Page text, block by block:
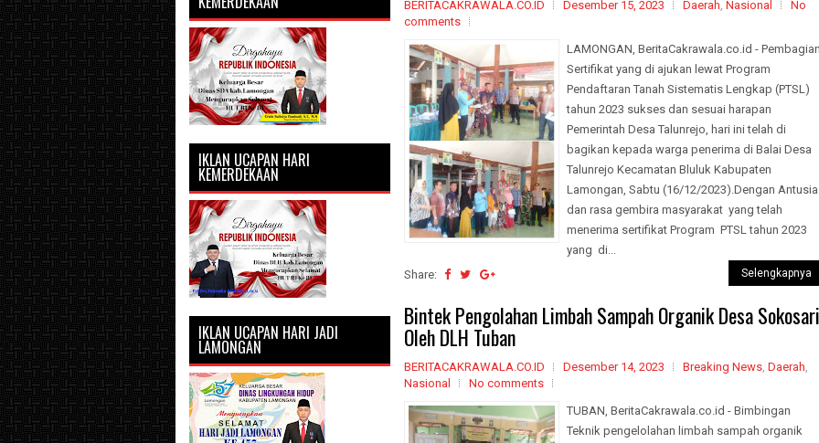
BERITACAKRAWALA.CO.ID Desember 15, 2023 Daerah, Nasional
No
comments
LAMONGAN, BeritaCakrawala.co.id -
Sertifikat yang di ajukan lewat Program
Pendaftaran Tanah Sistematis Lengkap (PTSL)
tahun 2023 sukses dan sesuai harapan
Pemerintah Desa Talunrejo, hari ini telah di
bagikan kepada warga penerima di Balai Desa
Talunrejo Kecamatan Bluluk Kabupaten
Lamongan, Sabtu (16/12/2023).Dengan
dan rasa gembira masyarakat yang telah
menerima sertifikat Program PTSL tahun 2023
yang di...
Share:
Selengkapnya
Bintek Pengolahan Limbah Sampah Organik Desa Sokosari
Oleh DLH Tuban
BERITACAKRAWALA.CO.ID Desember 14, 2023 Breaking News, Daerah,
Nasional
No comments
TUBAN, BeritaCakrawala.co.id - Bimbingan
Teknik pengelolahan limbah sampah organik
IKLAN UCAPAN HARI
KEMERDEKAAN
IKLAN UCAPAN HARI JADI
LAMONGAN